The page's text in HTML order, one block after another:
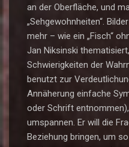
an der Oberfläche, und
„Sehgewohnheiten“.
mehr – wie ein „Fisch“
Jan Niksinski
Schwierigkeiten der
benutzt zur
Annäherung einfache
oder Schrift
umspannen. Er will die
Beziehung bringen, um